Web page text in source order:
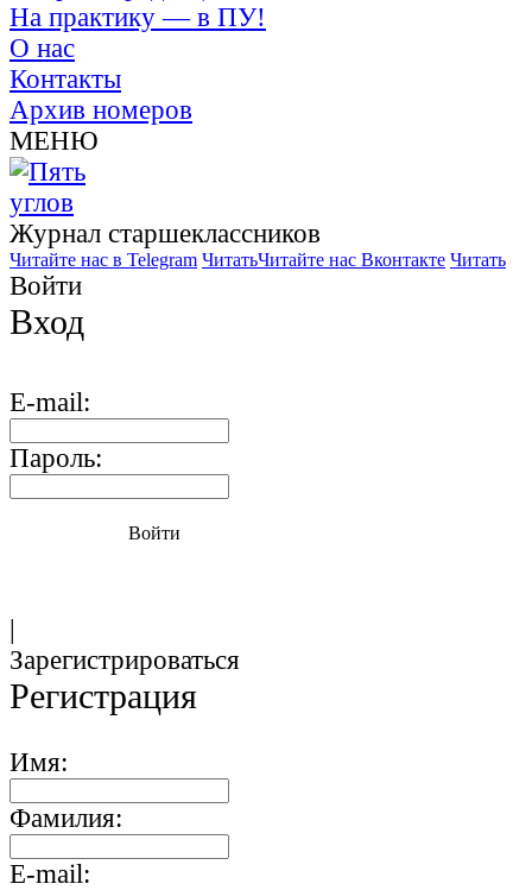
На практику — в ПУ!
О нас
Контакты
Архив номеров
МЕНЮ
Журнал старшекласcников
Читайте нас в Telegram ЧитатьЧитайте нас Вконтакте Читать
Войти
Вход
E-mail:
Пароль:
Войти
|
Зарегистрироваться
Регистрация
Имя:
Фамилия:
E-mail: